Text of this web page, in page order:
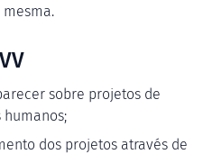
sobre projetos de
humanos;
dos projetos através de